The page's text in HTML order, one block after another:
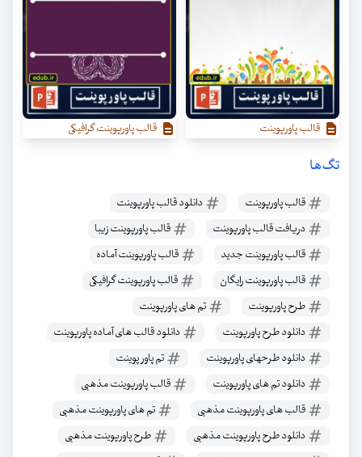
قالب پاورپوینت قالب پاورپوینت گرافیکی
تگ‌ها
قالب پاورپوینت
دانلود قالب پاورپوینت
دریافت قالب پاورپوینت
قالب پاورپوینت زیبا
قالب پاورپوینت جدید
قالب پاورپوینت آماده
قالب پاورپوینت رایگان
قالب پاورپوینت گرافیکی
طرح پاورپوینت
تم های پاورپوینت
دانلود طرح پاورپوینت
دانلود قالب های آماده پاورپوینت
دانلود طرحهای پاورپوینت
تم پاور پوینت
دانلود تم های پاورپوینت
قالب پاورپوینت مذهبی
قالب های پاورپوینت مذهبی
تم های پاورپوینت مذهبی
دانلود طرح پاورپوینت مذهبی
طرح پاورپوینت مذهبی